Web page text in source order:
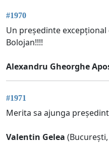
#1970
Un președinte
Bolojan!!!!
Alexandru Gheorghe
#1971
Merita sa ajunga
Valentin Gelea